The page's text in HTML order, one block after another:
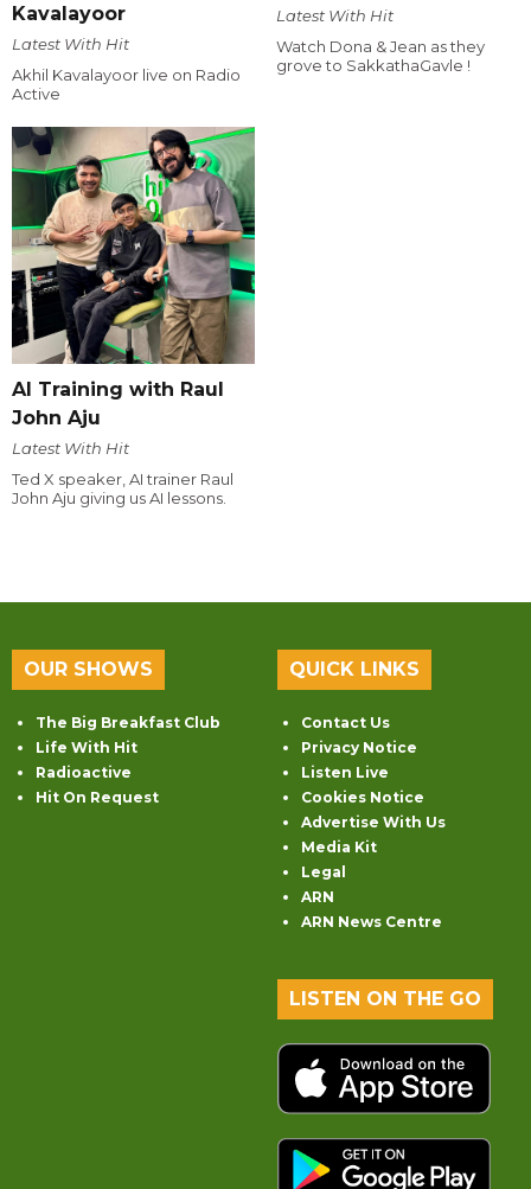
Kavalayoor
Latest With Hit
Akhil Kavalayoor live on Radio
Active
Latest With Hit
Watch Dona & Jean as they
grove to SakkathaGavle !
AI Training with Raul
John Aju
Latest With Hit
Ted X speaker, AI trainer Raul
John Aju giving us AI lessons.
OUR SHOWS
The Big Breakfast Club
Life With Hit
Radioactive
Hit On Request
QUICK LINKS
Contact Us
Privacy Notice
Listen Live
Cookies Notice
Advertise With Us
Media Kit
Legal
ARN
ARN News Centre
LISTEN ON THE GO